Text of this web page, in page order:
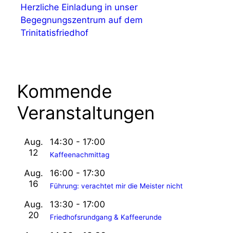
Herzliche Einladung in unser
Begegnungszentrum auf dem
Trinitatisfriedhof
Kommende
Veranstaltungen
Aug.
12
14:30 - 17:00
Kaffeenachmittag
Aug.
16
16:00 - 17:30
Führung: verachtet mir die Meister nicht
Aug.
20
13:30 - 17:00
Friedhofsrundgang & Kaffeerunde